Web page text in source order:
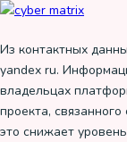
Из контактных
yandex ru.
владельцах
проекта,
это снижает